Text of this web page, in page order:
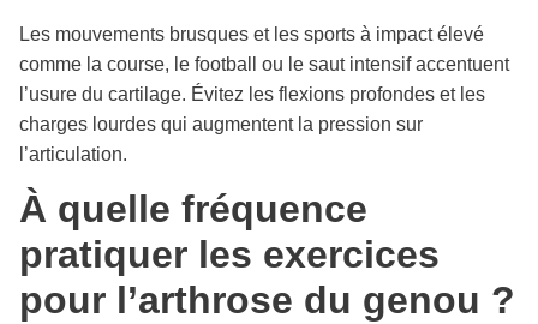
Les mouvements brusques et les sports à impact élevé
comme la course, le football ou le saut intensif accentuent
l’usure du cartilage. Évitez les flexions profondes et les
charges lourdes qui augmentent la pression sur
l’articulation.
À quelle fréquence
pratiquer les exercices
pour l’arthrose du genou ?